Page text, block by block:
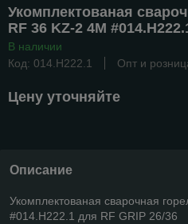
Укомплектованая
RF 36 KZ-2 4M
В наличии
Код: 014.H222.1
Опт и
Цену уточняйте
Описание
Укомплектованая сварочная
#014.Н222.1 для RF GRIP 26/36